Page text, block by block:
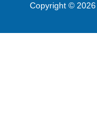
Copyright ©